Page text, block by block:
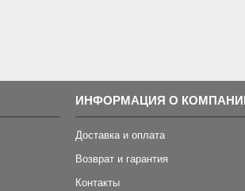
ИНФОРМАЦИЯ О
Доставка и оплата
Возврат и гарантия
Контакты